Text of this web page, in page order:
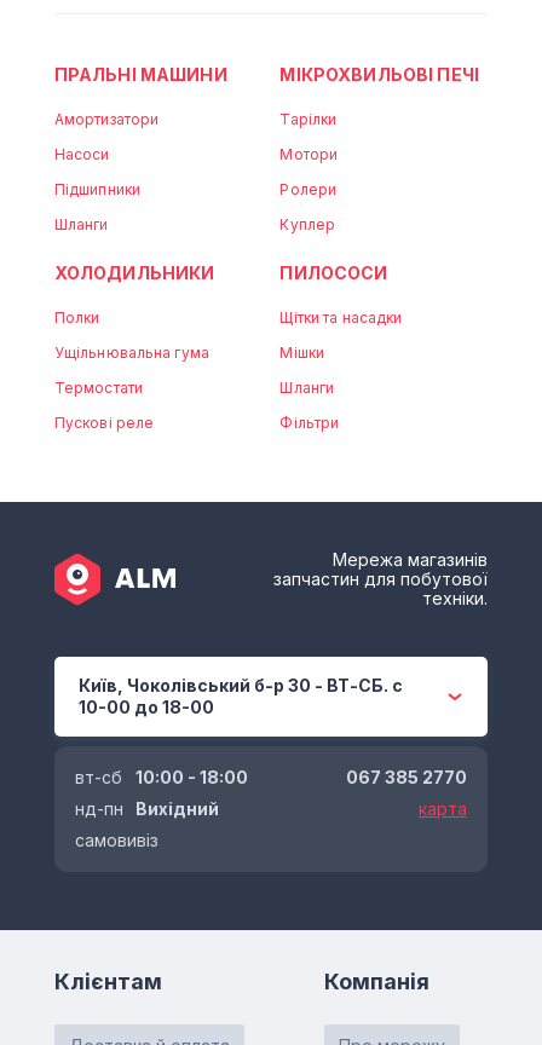
ПРАЛЬНІ МАШИНИ
Амортизатори
Насоси
Підшипники
Шланги
МІКРОХВИЛЬОВІ ПЕЧІ
Тарілки
Мотори
Ролери
Куплер
ХОЛОДИЛЬНИКИ
Полки
Ущільнювальна гума
Термостати
Пускові реле
ПИЛОСОСИ
Щітки та насадки
Мішки
Шланги
Фільтри
Мережа магазинів
запчастин для побутової
техніки.
Київ, Чоколівський б-р 30 - ВТ-СБ. с
10-00 до 18-00
вт-сб
10:00 - 18:00
нд-пн
Вихідний
самовивіз
067 385 2770
карта
Клієнтам Компанія